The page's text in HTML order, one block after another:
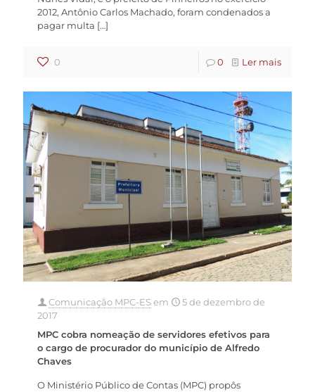
2012, Antônio Carlos Machado, foram condenados a
pagar multa […]
0 0 Ler mais
Comunicação MPC-ESem
5 de dezembro de
2017
MPC cobra nomeação de servidores efetivos para
o cargo de procurador do município de Alfredo
Chaves
O Ministério Público de Contas (MPC) propôs